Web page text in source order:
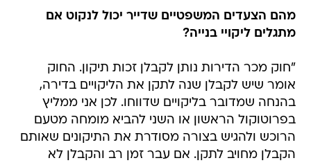
מהם הצעדים המשפטיים שדייר יכול לנקוט אם
מתגלים ליקויי בנייה?
"חוק מכר הדירות נותן לקבלן זכות תיקון. החוק
אומר שיש לקבלן שנה לתקן את הליקויים בדירה,
בהנחה שמדובר בליקויים שדווחו. לכן אני ממליץ
בפרוטוקול הראשון או השני להביא מומחה מטעם
הרוכש ולהגיש בצורה מסודרת את התיקונים שאותם
הקבלן מחויב לתקן. אם עבר זמן רב והקבלן לא